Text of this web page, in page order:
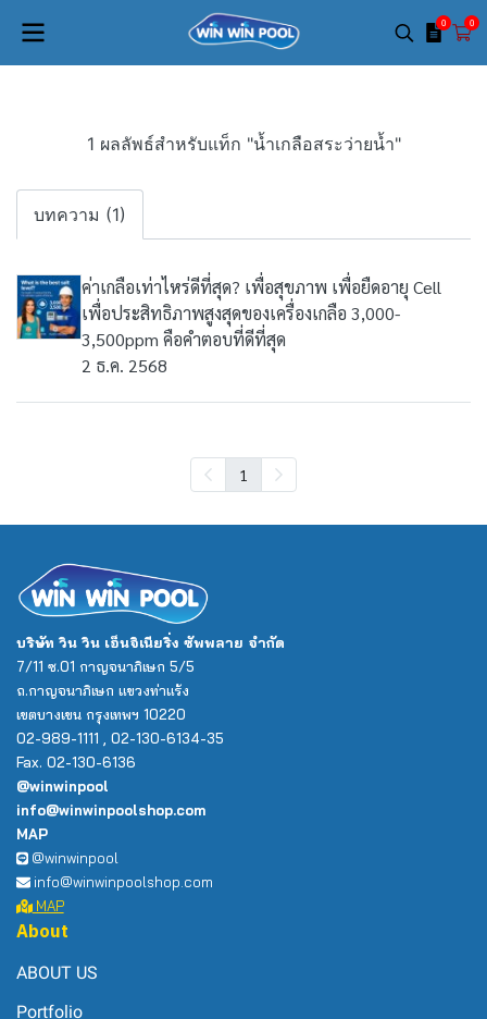
0 0
1 ผลลัพธ์สำหรับแท็ก "น้ำเกลือสระว่ายน้ำ"
บทความ (1)
ค่าเกลือเท่าไหร่ดีที่สุด? เพื่อสุขภาพ เพื่อยืดอายุ Cell
เพื่อประสิทธิภาพสูงสุดของเครื่องเกลือ 3,000-
3,500ppm คือคำตอบที่ดีที่สุด
2 ธ.ค. 2568
1
บริษัท วิน วิน เอ็นจิเนียริ่ง ซัพพลาย จำกัด
7/11 ซ.01 กาญจนาภิเษก 5/5
ถ.กาญจนาภิเษก แขวงท่าแร้ง
เขตบางเขน กรุงเทพฯ 10220
02-989-1111 , 02-130-6134-35
Fax. 02-130-6136
@winwinpool
info@winwinpoolshop.com
MAP
@winwinpool
info@winwinpoolshop.com
MAP
About
ABOUT US
Portfolio